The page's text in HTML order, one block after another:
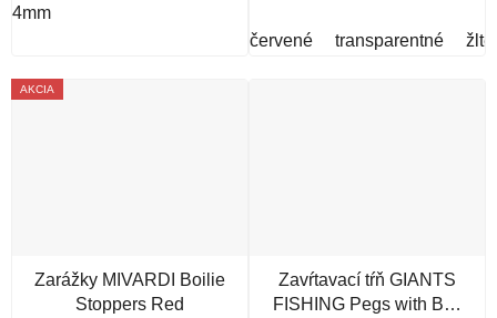
4mm
červené transparentné žlté
AKCIA
Zarážky MIVARDI Boilie
Stoppers Red
Zavŕtavací tŕň GIANTS
FISHING Pegs with Bait